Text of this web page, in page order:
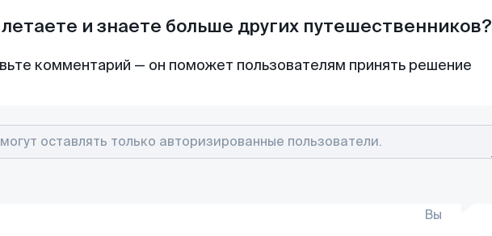
и знаете больше других путешественников?
комментарий — он поможет пользователям принять решение
Вы